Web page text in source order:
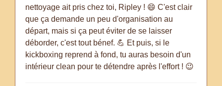
nettoyage ait pris chez toi, Ripley ! 😄 C'est clair
que ça demande un peu d'organisation au
départ, mais si ça peut éviter de se laisser
déborder, c'est tout bénef. 💪 Et puis, si le
kickboxing reprend à fond, tu auras besoin d'un
intérieur clean pour te détendre après l'effort ! 😉